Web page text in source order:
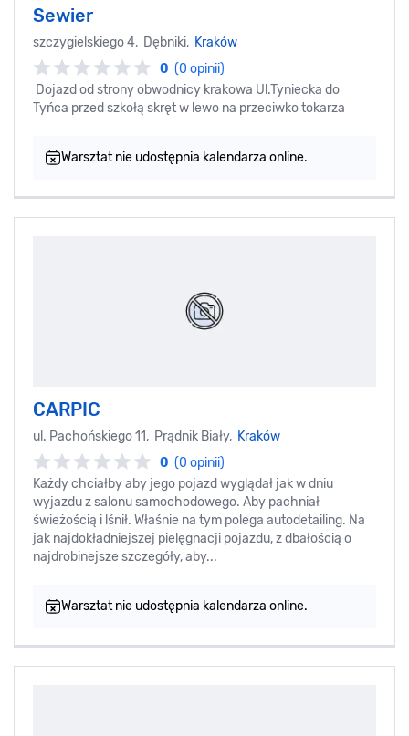
Sewier
szczygielskiego 4, Dębniki, Kraków
0 (0 opinii)
Dojazd od strony obwodnicy krakowa Ul.Tyniecka do
Tyńca przed szkołą skręt w lewo na przeciwko tokarza
Warsztat nie udostępnia kalendarza online.
CARPIC
ul. Pachońskiego 11, Prądnik Biały, Kraków
0 (0 opinii)
Każdy chciałby aby jego pojazd wyglądał jak w dniu
wyjazdu z salonu samochodowego. Aby pachniał
świeżością i lśnił. Właśnie na tym polega autodetailing. Na
jak najdokładniejszej pielęgnacji pojazdu, z dbałością o
najdrobinejsze szczegóły, aby...
Warsztat nie udostępnia kalendarza online.